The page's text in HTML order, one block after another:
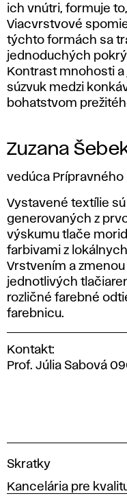
ich vnútri, formuje
Viacvrstvové
týchto formách sa
jednoduchých
Kontrast mnohosti
súzvuk medzi
bohatstvom
Zuzana
vedúca Prípravného
Vystavené textílie
generovaných z
výskumu tlače
farbivami z
Vrstvením a
jednotlivých
rozličné farebné
farebnicu.
Kontakt:
Prof. Júlia Sabová
V
s
Skratky
Kancelária pre